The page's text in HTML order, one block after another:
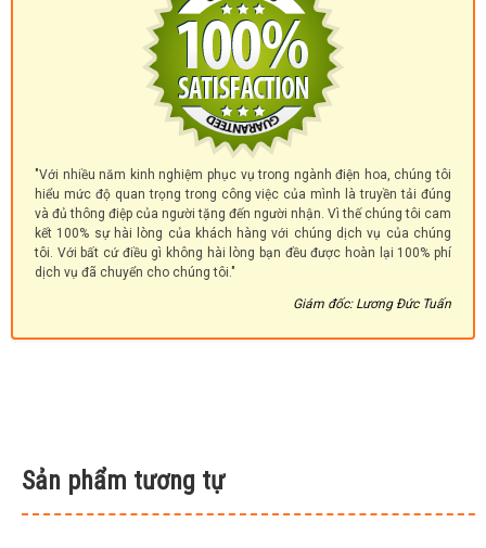
"Với nhiều năm kinh nghiệm phục vụ trong ngành điện hoa, chúng tôi
hiểu mức độ quan trọng trong công việc của mình là truyền tải đúng
và đủ thông điệp của người tặng đến người nhận. Vì thế chúng tôi cam
kết 100% sự hài lòng của khách hàng với chúng dịch vụ của chúng
tôi. Với bất cứ điều gì không hài lòng bạn đều được hoàn lại 100% phí
dịch vụ đã chuyển cho chúng tôi."
Giám đốc: Lương Đức Tuấn
Sản phẩm tương tự